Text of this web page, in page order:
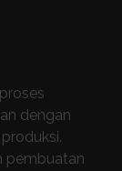
dengan
pembuatan